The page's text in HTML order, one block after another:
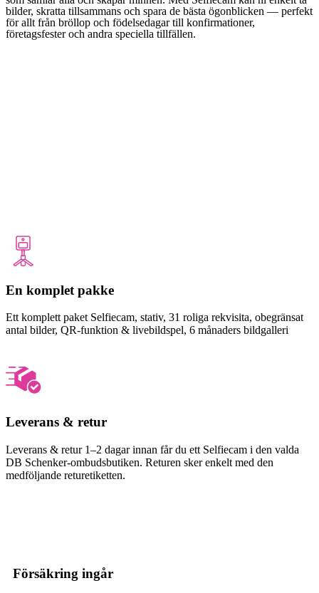
bilder, skratta tillsammans och spara de bästa ögonblicken — perfekt
för allt från bröllop och födelsedagar till konfirmationer,
företagsfester och andra speciella tillfällen.
En komplet pakke
Ett komplett paket Selfiecam, stativ, 31 roliga rekvisita, obegränsat
antal bilder, QR-funktion & livebildspel, 6 månaders bildgalleri
Leverans & retur
Leverans & retur 1–2 dagar innan får du ett Selfiecam i den valda
DB Schenker-ombudsbutiken. Returen sker enkelt med den
medföljande returetiketten.
Försäkring ingår